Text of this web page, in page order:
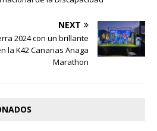
NEXT
2024 con un brillante
la K42 Canarias Anaga
Marathon